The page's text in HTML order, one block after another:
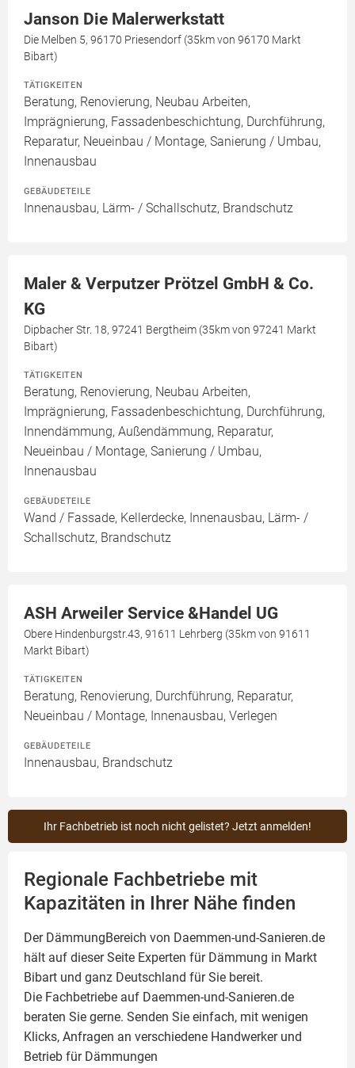
Janson Die Malerwerkstatt
Die Melben 5, 96170 Priesendorf (35km von 96170 Markt
Bibart)
TÄTIGKEITEN
Beratung, Renovierung, Neubau Arbeiten,
Imprägnierung, Fassadenbeschichtung, Durchführung,
Reparatur, Neueinbau / Montage, Sanierung / Umbau,
Innenausbau
GEBÄUDETEILE
Innenausbau, Lärm- / Schallschutz, Brandschutz
Maler & Verputzer Prötzel GmbH & Co.
KG
Dipbacher Str. 18, 97241 Bergtheim (35km von 97241 Markt
Bibart)
TÄTIGKEITEN
Beratung, Renovierung, Neubau Arbeiten,
Imprägnierung, Fassadenbeschichtung, Durchführung,
Innendämmung, Außendämmung, Reparatur,
Neueinbau / Montage, Sanierung / Umbau,
Innenausbau
GEBÄUDETEILE
Wand / Fassade, Kellerdecke, Innenausbau, Lärm- /
Schallschutz, Brandschutz
ASH Arweiler Service &Handel UG
Obere Hindenburgstr.43, 91611 Lehrberg (35km von 91611
Markt Bibart)
TÄTIGKEITEN
Beratung, Renovierung, Durchführung, Reparatur,
Neueinbau / Montage, Innenausbau, Verlegen
GEBÄUDETEILE
Innenausbau, Brandschutz
Ihr Fachbetrieb ist noch nicht gelistet? Jetzt anmelden!
Regionale Fachbetriebe mit
Kapazitäten in Ihrer Nähe finden
Der DämmungBereich von Daemmen-und-Sanieren.de
hält auf dieser Seite Experten für Dämmung in Markt
Bibart und ganz Deutschland für Sie bereit.
Die Fachbetriebe auf Daemmen-und-Sanieren.de
beraten Sie gerne. Senden Sie einfach, mit wenigen
Klicks, Anfragen an verschiedene Handwerker und
Betrieb für Dämmungen